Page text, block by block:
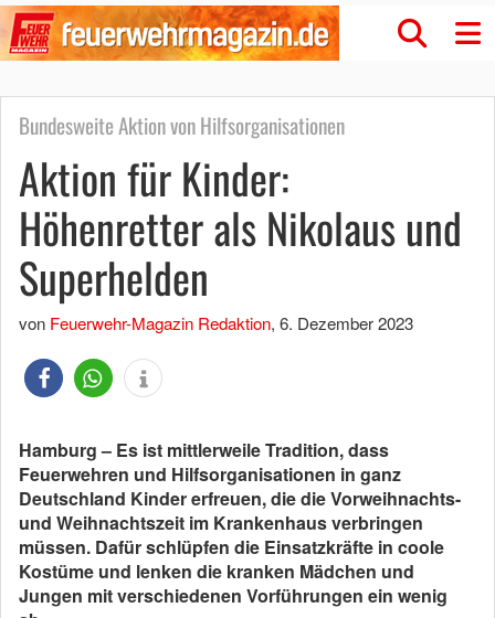
Bundesweite Aktion von Hilfsorganisationen
Aktion für Kinder:
Höhenretter als Nikolaus und
Superhelden
von Feuerwehr-Magazin Redaktion, 6. Dezember 2023
Hamburg – Es ist mittlerweile Tradition, dass
Feuerwehren und Hilfsorganisationen in ganz
Deutschland Kinder erfreuen, die die Vorweihnachts-
und Weihnachtszeit im Krankenhaus verbringen
müssen. Dafür schlüpfen die Einsatzkräfte in coole
Kostüme und lenken die kranken Mädchen und
Jungen mit verschiedenen Vorführungen ein wenig